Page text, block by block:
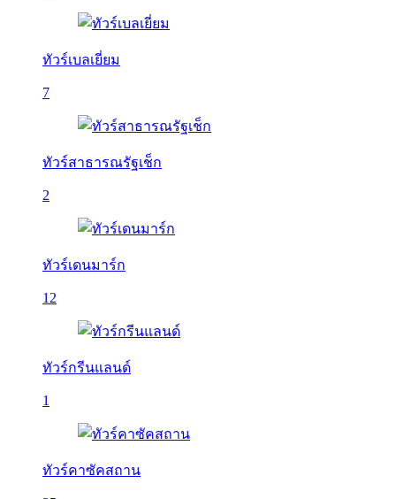
ทัวร์เบลเยี่ยม
7
ทัวร์สาธารณรัฐเช็ก
2
ทัวร์เดนมาร์ก
12
ทัวร์กรีนแลนด์
1
ทัวร์คาซัคสถาน